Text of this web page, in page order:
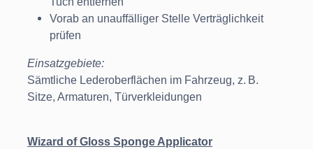
Vorab an unauffälliger Stelle Verträglichkeit
prüfen
Einsatzgebiete:
Sämtliche Lederoberflächen im Fahrzeug, z. B.
Sitze, Armaturen, Türverkleidungen
Wizard of Gloss Sponge Applicator